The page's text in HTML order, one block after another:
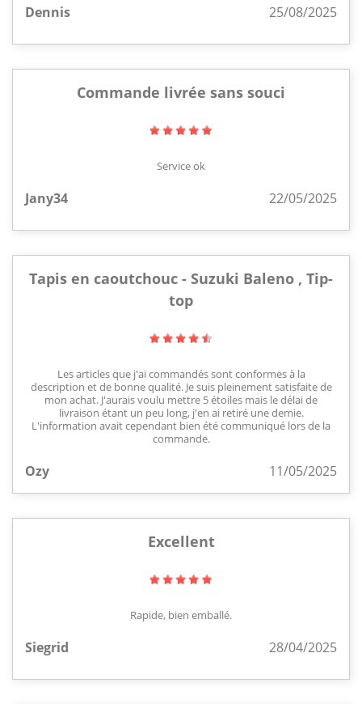
Dennis 25/08/2025
Commande livrée sans souci
Service ok
Jany34 22/05/2025
Tapis en caoutchouc - Suzuki Baleno , Tip-
top
Les articles que j'ai commandés sont conformes à la
description et de bonne qualité. Je suis pleinement satisfaite de
mon achat. J'aurais voulu mettre 5 étoiles mais le délai de
livraison étant un peu long, j'en ai retiré une demie.
L'information avait cependant bien été communiqué lors de la
commande.
Ozy 11/05/2025
Excellent
Rapide, bien emballé.
Siegrid 28/04/2025